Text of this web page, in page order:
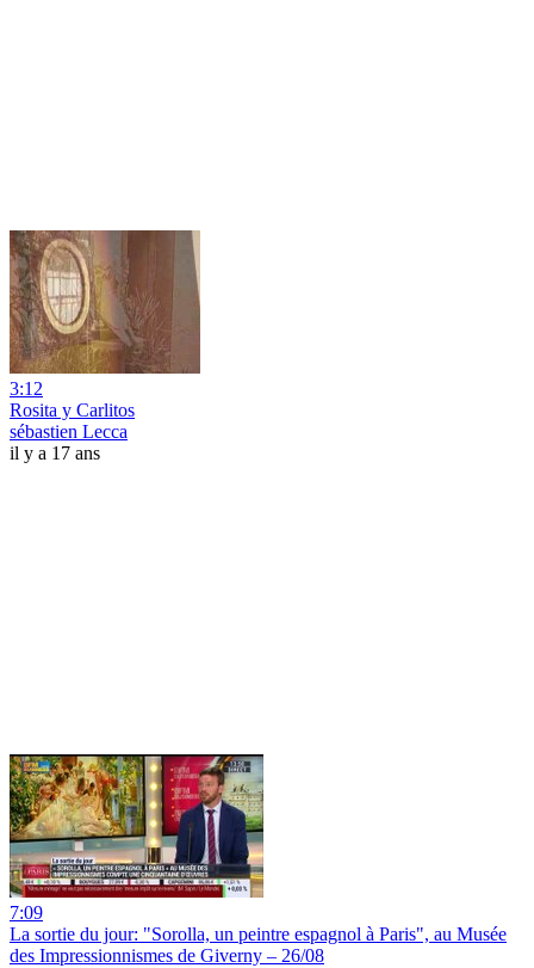
3:12
Rosita y Carlitos
sébastien Lecca
il y a 17 ans
7:09
La sortie du jour: "Sorolla, un peintre espagnol à Paris", au Musée
des Impressionnismes de Giverny – 26/08